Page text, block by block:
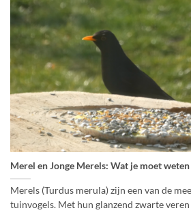
Merel en Jonge Merels: Wat je moet
Merels (Turdus merula) zijn een van de
tuinvogels. Met hun glanzend zwarte veren